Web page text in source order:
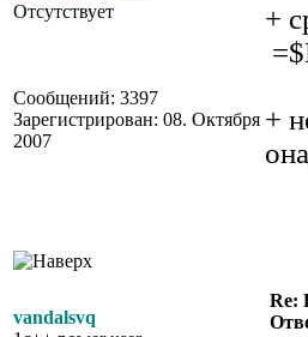
Отсутствует
Сообщений: 3397
Зарегистрирован: 08. Октября
2007
+
+
vandalsvq
Re: